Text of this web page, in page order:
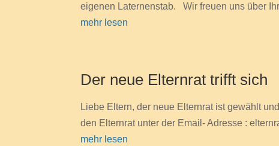
eigenen Laternenstab. Wir freuen uns über
mehr lesen
Der neue Elternrat trifft sich
Liebe Eltern, der neue Elternrat ist gewählt
den Elternrat unter der Email- Adresse :
mehr lesen